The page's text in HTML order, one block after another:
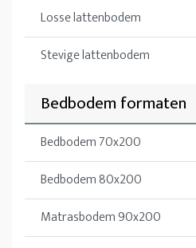
Losse lattenbodem
Stevige lattenbodem
Bedbodem formaten
Bedbodem 70x200
Bedbodem 80x200
Matrasbodem 90x200